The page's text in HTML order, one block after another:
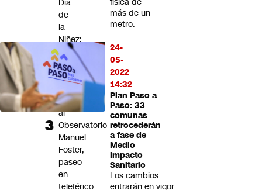
más de un
metro.
24-
05-
2022
14:32
Plan Paso a
Paso: 33
comunas
retrocederán
a fase de
Medio
Impacto
Sanitario
Los cambios
entrarán en vigor
Día
de
la
Niñez:
Visita
al
Zoológico
Nacional
y
al
Observatorio
Manuel
Foster,
paseo
en
teleférico